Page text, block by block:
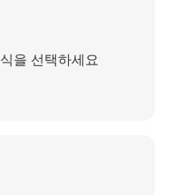
을 선택하세요